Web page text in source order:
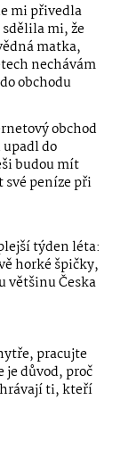
mi přivedla
mi, že
matka,
nechávám
obchodu
obchod
do
budou mít
své peníze při
týden léta:
horké špičky,
většinu Česka
pracujte
je důvod, proč
ti, kteří